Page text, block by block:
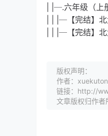
| |─.六年级（上
| | |─【完结】
| | |─【完结】
版权声明：
作者：
链接：http://
文章版权归作者